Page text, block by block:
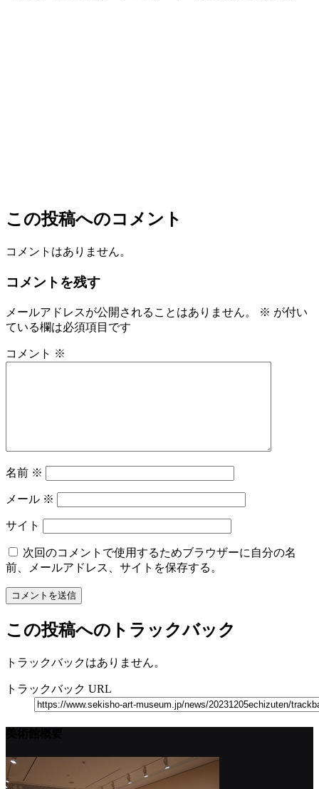
この投稿へのコメント
コメントはありません。
コメントを残す
メールアドレスが公開されることはありません。 ※ が付い
ている欄は必須項目です
コメント ※
名前 ※
メール ※
サイト
次回のコメントで使用するためブラウザーに自分の名
前、メールアドレス、サイトを保存する。
この投稿へのトラックバック
トラックバックはありません。
トラックバック URL